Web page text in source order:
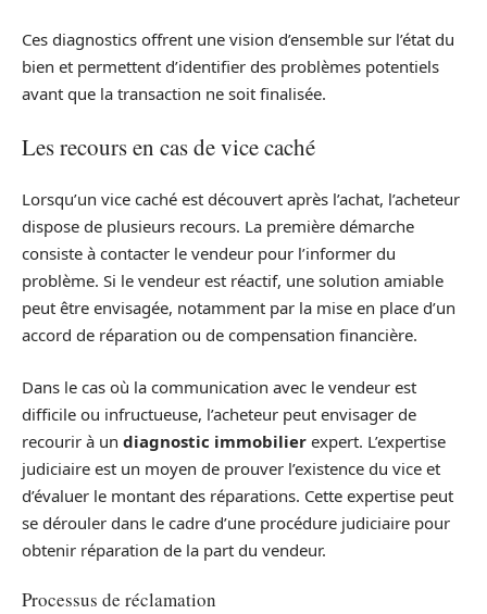
Ces diagnostics offrent une vision d’ensemble sur l’état du
bien et permettent d’identifier des problèmes potentiels
avant que la transaction ne soit finalisée.
Les recours en cas de vice caché
Lorsqu’un vice caché est découvert après l’achat, l’acheteur
dispose de plusieurs recours. La première démarche
consiste à contacter le vendeur pour l’informer du
problème. Si le vendeur est réactif, une solution amiable
peut être envisagée, notamment par la mise en place d’un
accord de réparation ou de compensation financière.
Dans le cas où la communication avec le vendeur est
difficile ou infructueuse, l’acheteur peut envisager de
recourir à un diagnostic immobilier expert. L’expertise
judiciaire est un moyen de prouver l’existence du vice et
d’évaluer le montant des réparations. Cette expertise peut
se dérouler dans le cadre d’une procédure judiciaire pour
obtenir réparation de la part du vendeur.
Processus de réclamation